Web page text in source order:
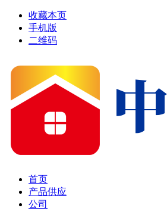
收藏本页
手机版
二维码
首页
产品供应
公司